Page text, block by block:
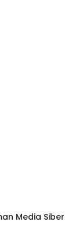
Media Siber